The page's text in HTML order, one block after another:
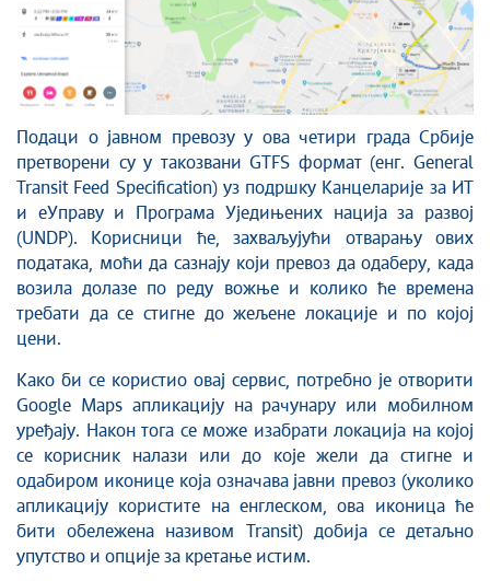
Подаци о јавном превозу у ова четири града Србије
претворени су у такозвани GTFS формат (енг. General
Transit Feed Specification) уз подршку Канцеларије за ИТ
и еУправу и Програма Уједињених нација за развој
(UNDP). Корисници ће, захваљујући отварању ових
података, моћи да сазнају који превоз да одаберу, када
возила долазе по реду вожње и колико ће времена
требати да се стигне до жељене локације и по којој
цени.
Како би се користио овај сервис, потребно је отворити
Google Maps апликацију на рачунару или мобилном
уређају. Након тога се може изабрати локација на којој
се корисник налази или до које жели да стигне и
одабиром иконице која означава јавни превоз (уколико
апликацију користите на енглеском, ова иконица ће
бити обележена називом Transit) добија се детаљно
упутство и опције за кретање истим.